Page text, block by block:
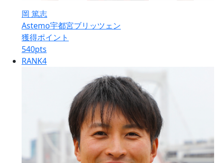
岡 篤志
Astemo宇都宮ブリッツェン
獲得ポイント
540pts
RANK4